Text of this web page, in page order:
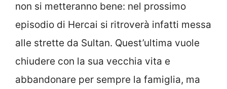
non si metteranno bene: nel prossimo
episodio di Hercai si ritroverà infatti messa
alle strette da Sultan. Quest’ultima vuole
chiudere con la sua vecchia vita e
abbandonare per sempre la famiglia, ma